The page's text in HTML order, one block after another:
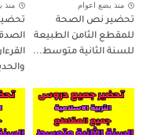
منذ بضع اعوام
تحضير نص الصحة
للمقطع الثامن الطبيعة
للسنة الثانية متوسط...
منذ